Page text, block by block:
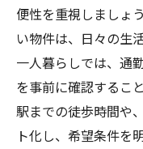
便性を重視しましょ
い物件は、日々の生
一人暮らしでは、通
を事前に確認するこ
駅までの徒歩時間や
ト化し、希望条件を